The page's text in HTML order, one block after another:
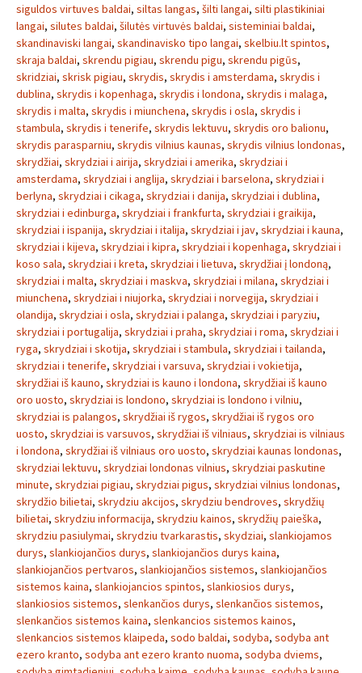
siguldos virtuves baldai, siltas langas, šilti langai, silti plastikiniai
langai, silutes baldai, šilutės virtuvės baldai, sisteminiai baldai,
skandinaviski langai, skandinavisko tipo langai, skelbiu.lt spintos,
skraja baldai, skrendu pigiau, skrendu pigu, skrendu pigūs,
skridziai, skrisk pigiau, skrydis, skrydis i amsterdama, skrydis i
dublina, skrydis i kopenhaga, skrydis i londona, skrydis i malaga,
skrydis i malta, skrydis i miunchena, skrydis i osla, skrydis i
stambula, skrydis i tenerife, skrydis lektuvu, skrydis oro balionu,
skrydis parasparniu, skrydis vilnius kaunas, skrydis vilnius londonas,
skrydžiai, skrydziai i airija, skrydziai i amerika, skrydziai i
amsterdama, skrydziai i anglija, skrydziai i barselona, skrydziai i
berlyna, skrydziai i cikaga, skrydziai i danija, skrydziai i dublina,
skrydziai i edinburga, skrydziai i frankfurta, skrydziai i graikija,
skrydziai i ispanija, skrydziai i italija, skrydziai i jav, skrydziai i kauna,
skrydziai i kijeva, skrydziai i kipra, skrydziai i kopenhaga, skrydziai i
koso sala, skrydziai i kreta, skrydziai i lietuva, skrydžiai į londoną,
skrydziai i malta, skrydziai i maskva, skrydziai i milana, skrydziai i
miunchena, skrydziai i niujorka, skrydziai i norvegija, skrydziai i
olandija, skrydziai i osla, skrydziai i palanga, skrydziai i paryziu,
skrydziai i portugalija, skrydziai i praha, skrydziai i roma, skrydziai i
ryga, skrydziai i skotija, skrydziai i stambula, skrydziai i tailanda,
skrydziai i tenerife, skrydziai i varsuva, skrydziai i vokietija,
skrydžiai iš kauno, skrydziai is kauno i londona, skrydžiai iš kauno
oro uosto, skrydziai is londono, skrydziai is londono i vilniu,
skrydziai is palangos, skrydžiai iš rygos, skrydžiai iš rygos oro
uosto, skrydziai is varsuvos, skrydžiai iš vilniaus, skrydziai is vilniaus
i londona, skrydžiai iš vilniaus oro uosto, skrydziai kaunas londonas,
skrydziai lektuvu, skrydziai londonas vilnius, skrydziai paskutine
minute, skrydziai pigiau, skrydziai pigus, skrydziai vilnius londonas,
skrydžio bilietai, skrydziu akcijos, skrydziu bendroves, skrydžių
bilietai, skrydziu informacija, skrydziu kainos, skrydžių paieška,
skrydziu pasiulymai, skrydziu tvarkarastis, skydziai, slankiojamos
durys, slankiojančios durys, slankiojančios durys kaina,
slankiojančios pertvaros, slankiojančios sistemos, slankiojančios
sistemos kaina, slankiojancios spintos, slankiosios durys,
slankiosios sistemos, slenkančios durys, slenkančios sistemos,
slenkančios sistemos kaina, slenkancios sistemos kainos,
slenkancios sistemos klaipeda, sodo baldai, sodyba, sodyba ant
ezero kranto, sodyba ant ezero kranto nuoma, sodyba dviems,